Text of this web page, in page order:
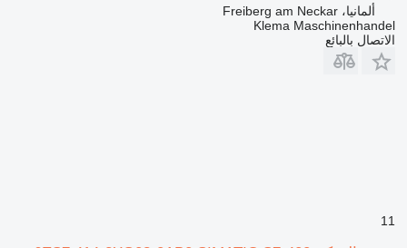
ألمانيا، Freiberg am Neckar
Klema Maschinenhandel
الاتصال بالبائع
11